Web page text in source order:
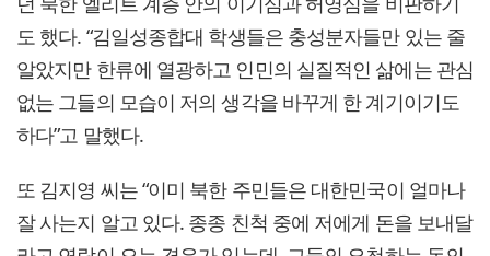
도 했다. “김일성종합대 학생들은 충성분자들만 있는 줄
알았지만 한류에 열광하고 인민의 실질적인 삶에는 관심
없는 그들의 모습이 저의 생각을 바꾸게 한 계기이기도
하다”고 말했다.
또 김지영 씨는 “이미 북한 주민들은 대한민국이 얼마나
잘 사는지 알고 있다. 종종 친척 중에 저에게 돈을 보내달